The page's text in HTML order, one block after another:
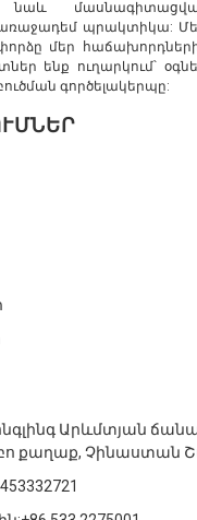
մասնագիտացված
պրակտիկա:
փորձը մեր
ենք ուղարկում՝
գործելակերպը:
Արևմտյան
քաղաք, Չինաստան